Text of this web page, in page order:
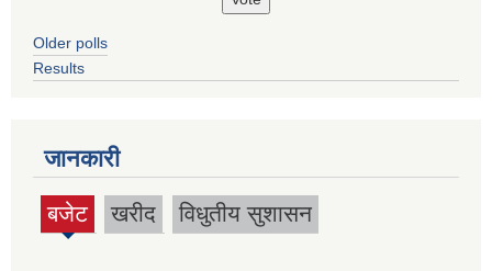
Older polls
Results
जानकारी
बजेट
(active
खरीद विधुतीय सुशासन